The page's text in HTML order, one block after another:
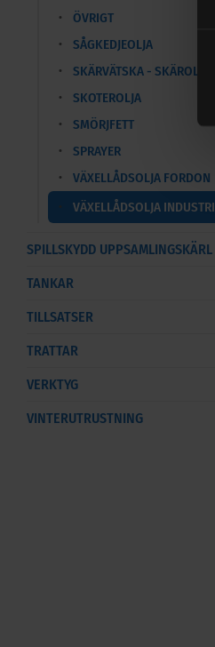
ÖVRIGT
SÅGKEDJEOLJA
SKÄRVÄTSKA - SKÄROLJA
SKOTEROLJA
SMÖRJFETT
SPRAYER
VÄXELLÅDSOLJA FORDON
VÄXELLÅDSOLJA INDUSTRI
SPILLSKYDD UPPSAMLINGSKÄRL
TANKAR
TILLSATSER
TRATTAR
VERKTYG
VINTERUTRUSTNING